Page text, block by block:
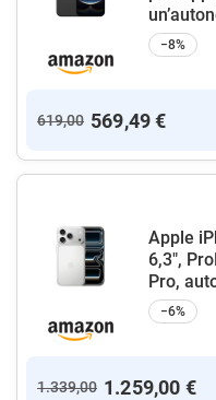
−8%
619,00 569,49 €
Apple
6,3",
Pro,
−6%
1.339,00 1.259,00 €